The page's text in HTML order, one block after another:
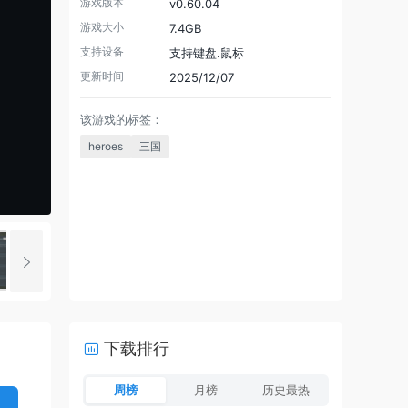
v0.60.04
游戏大小 7.4GB
支持设备 支持键盘.鼠标
更新时间 2025/12/07
该游戏的标签：
heroes 三国
下载排行
周榜 月榜 历史最热